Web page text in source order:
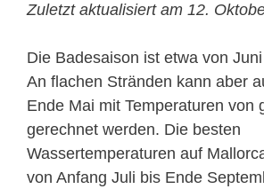
Zuletzt aktualisiert am 12.
Die Badesaison ist etwa von
An flachen Stränden kann aber
Ende Mai mit Temperaturen von
gerechnet werden. Die besten
Wassertemperaturen auf
von Anfang Juli bis Ende